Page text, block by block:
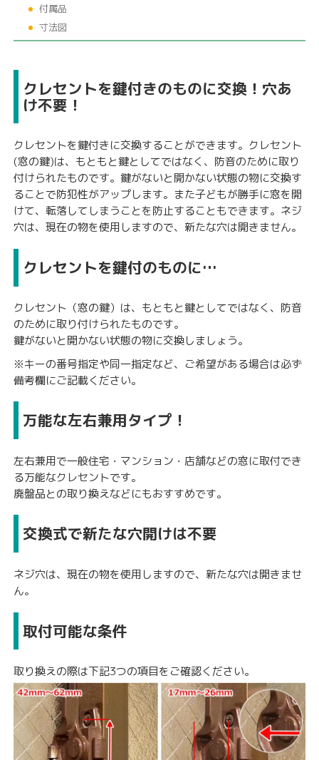
付属品
寸法図
クレセントを鍵付きのものに交換！穴あ
け不要！
クレセントを鍵付きに交換することができます。クレセント
(窓の鍵)は、もともと鍵としてではなく、防音のために取り
付けられたものです。鍵がないと開かない状態の物に交換す
ることで防犯性がアップします。また子どもが勝手に窓を開
けて、転落してしまうことを防止することもできます。ネジ
穴は、現在の物を使用しますので、新たな穴は開きません。
クレセントを鍵付のものに…
クレセント（窓の鍵）は、もともと鍵としてではなく、防音
のために取り付けられたものです。
鍵がないと開かない状態の物に交換しましょう。
※キーの番号指定や同一指定など、ご希望がある場合は必ず
備考欄にご記載ください。
万能な左右兼用タイプ！
左右兼用で一般住宅・マンション・店舗などの窓に取付でき
る万能なクレセントです。
廃盤品との取り換えなどにもおすすめです。
交換式で新たな穴開けは不要
ネジ穴は、現在の物を使用しますので、新たな穴は開きませ
ん。
取付可能な条件
取り換えの際は下記3つの項目をご確認ください。